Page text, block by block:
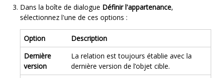
Dans la boîte de dialogue Définir l'appartenance,
sélectionnez l'une de ces options :
Option
Description
Dernière
version
La relation est toujours établie avec la
dernière version de l’objet cible.